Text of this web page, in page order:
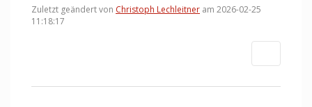
Zuletzt geändert von Christoph Lechleitner am 2026-02-25
11:18:17